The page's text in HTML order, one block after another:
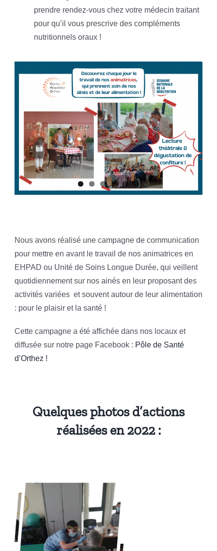
prendre rendez-vous chez votre médecin traitant
pour qu’il vous prescrive des compléments
nutritionnels oraux !
Nous avons réalisé une campagne de communication
pour mettre en avant le travail de nos animatrices en
EHPAD ou Unité de Soins Longue Durée, qui veillent
quotidiennement sur nos ainés en leur proposant des
activités variées et souvent autour de leur alimentation
: pour le plaisir et la santé !
Cette campagne a été affichée dans nos locaux et
diffusée sur notre page Facebook : Pôle de Santé
d’Orthez !
Quelques photos d’actions
réalisées en 2022 :